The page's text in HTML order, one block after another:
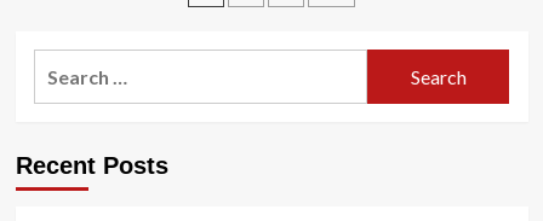
–
Harga
Nasional
Komodo
–
–
Recent Posts